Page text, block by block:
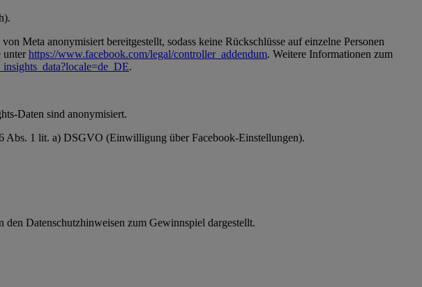
Meta anonymisiert bereitgestellt, sodass keine Rückschlüsse auf einzelne Personen
unterhttps://www.facebook.com/legal/controller_addendum. Weitere Informationen zum
.
Daten sind anonymisiert.
Abs. 1 lit. a) DSGVO (Einwilligung über Facebook-Einstellungen).
Datenschutzhinweisen zum Gewinnspiel dargestellt.